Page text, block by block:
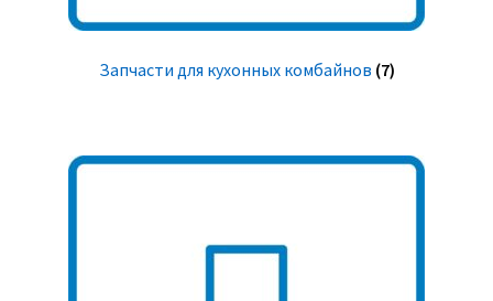
Запчасти для кухонных комбайнов (7)